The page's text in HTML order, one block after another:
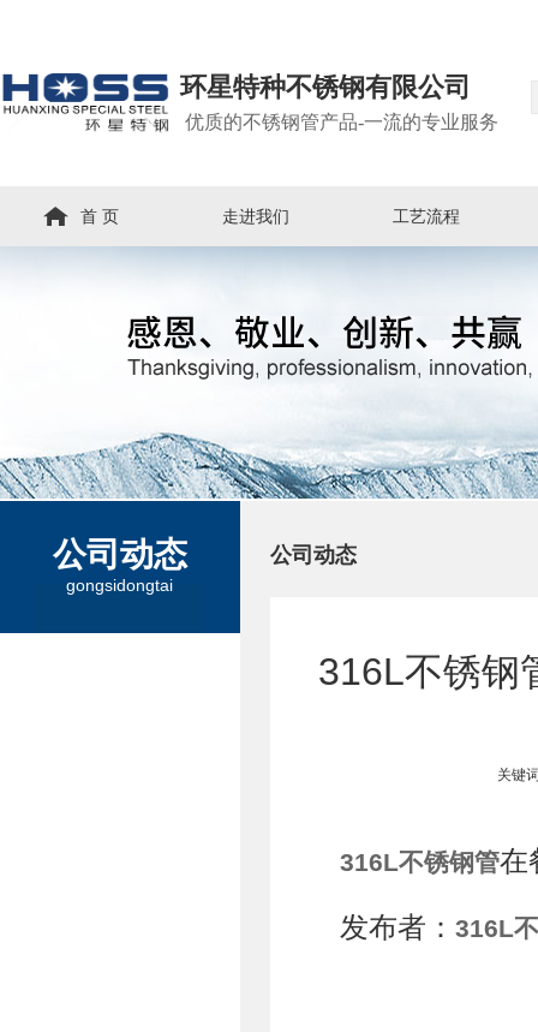
环星特种不锈钢有限公司
优质的不锈钢管产品-一流的专业服务
首 页 走进我们 工艺流程
公司动态
gongsidongtai
公司动态
316L不锈钢
关键
316L不锈钢管在
发布者： 316L